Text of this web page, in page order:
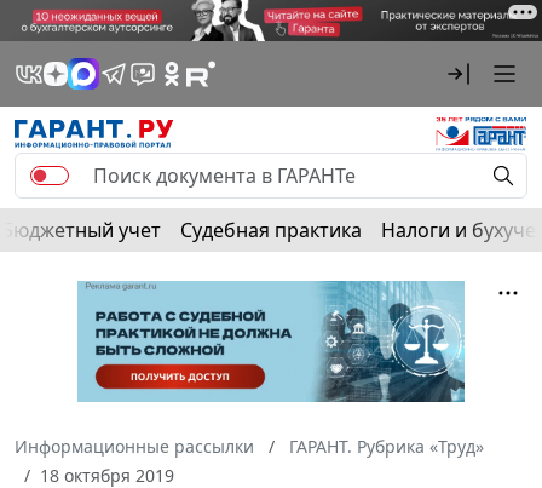
Бюджетный учет Судебная практика Налоги и
Информационные рассылки
ГАРАНТ. Рубрика «Труд»
18 октября 2019